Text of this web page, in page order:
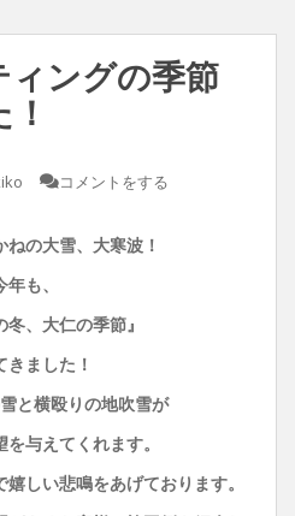
ィングの季節
コメントをする
ねの大雪、大寒波！
年も、
冬、大仁の季節』
きました！
と横殴りの地吹雪が
与えてくれます。
しい悲鳴をあげております。